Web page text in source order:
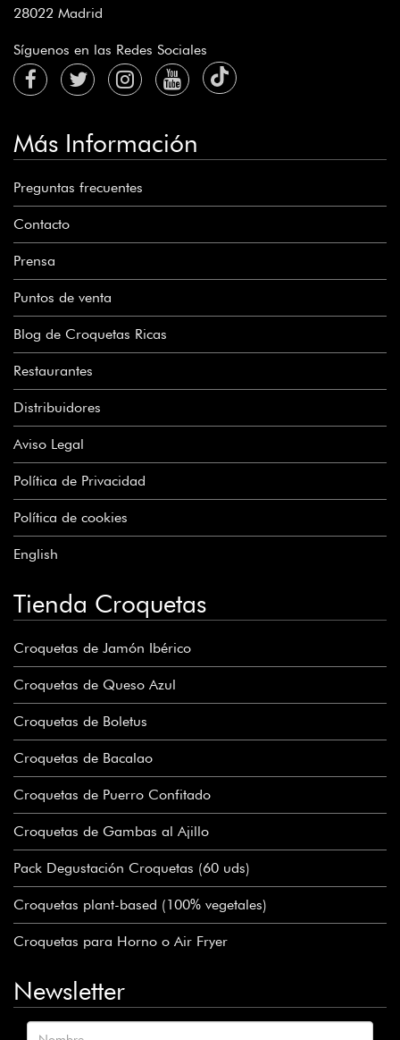
28022 Madrid
Síguenos en las Redes Sociales
Más Información
Preguntas frecuentes
Contacto
Prensa
Puntos de venta
Blog de Croquetas Ricas
Restaurantes
Distribuidores
Aviso Legal
Política de Privacidad
Política de cookies
English
Tienda Croquetas
Croquetas de Jamón Ibérico
Croquetas de Queso Azul
Croquetas de Boletus
Croquetas de Bacalao
Croquetas de Puerro Confitado
Croquetas de Gambas al Ajillo
Pack Degustación Croquetas (60 uds)
Croquetas plant-based (100% vegetales)
Croquetas para Horno o Air Fryer
Newsletter
Nombre